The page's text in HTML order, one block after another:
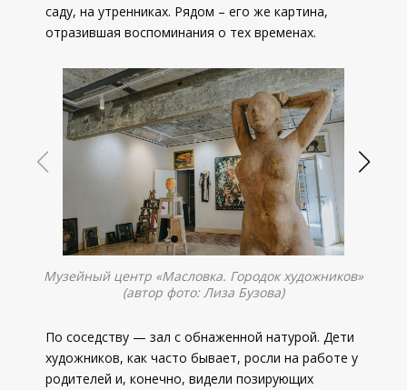
саду, на утренниках. Рядом – его же картина,
отразившая воспоминания о тех временах.
Музейный центр «Масловка. Городок художников»
(автор фото: Лиза Бузова)
По соседству — зал с обнаженной натурой. Дети
художников, как часто бывает, росли на работе у
родителей и, конечно, видели позирующих